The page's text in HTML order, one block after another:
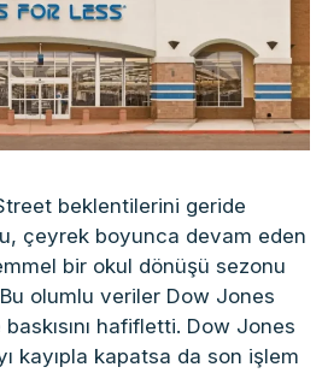
beklentilerini geride
çeyrek boyunca devam eden
bir okul dönüşü sezonu
Bu olumlu veriler Dow Jones
hafifletti. Dow Jones
kayıpla kapatsa da son işlem